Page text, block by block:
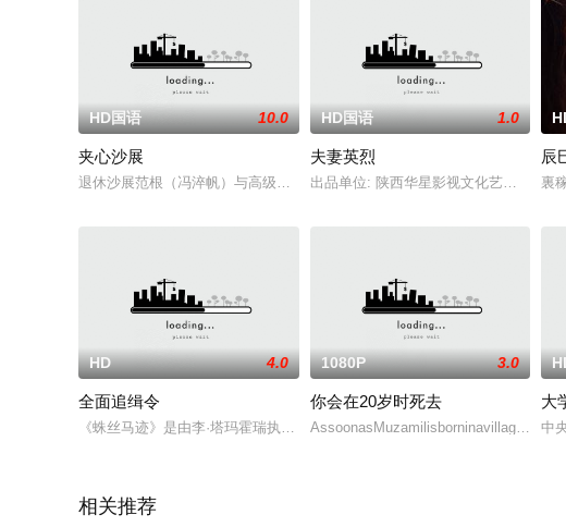
HD国语 10.0
夹心沙展
退休沙展范根（冯淬帆）与高级警察李国江（黄锦燊）本是同胞，后因一闪
HD国语 1.0
夫妻英烈
出品单位: 陕西华星影视文化艺术传播中
辰
裏
HD 4.0
全面追缉令
《蛛丝马迹》是由李·塔玛霍瑞执导，摩根·弗里曼、莫妮卡·波特等主演的惊
1080P 3.0
你会在20岁时死去 大
中
相关推荐